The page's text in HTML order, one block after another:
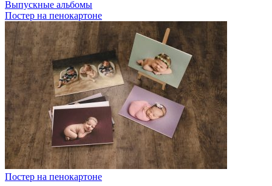
Выпускные альбомы
Постер на пенокартоне
Постер на пенокартоне